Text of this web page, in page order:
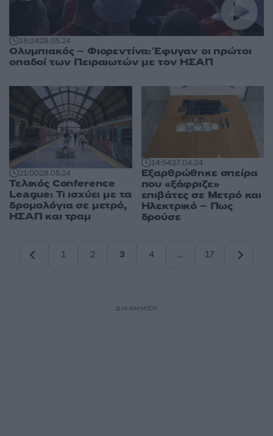
18:2429.05.24
Ολυμπιακός – Φιορεντίνα: Έφυγαν οι πρώτοι
οπαδοί των Πειραιωτών με τον ΗΣΑΠ
21:0028.05.24
Τελικός Conference
League: Τι ισχύει με τα
δρομολόγια σε μετρό,
ΗΣΑΠ και τραμ
14:5427.04.24
Εξαρθρώθηκε σπείρα
που «ξάφριζε»
επιβάτες σε Μετρό και
Ηλεκτρικό – Πως
δρούσε
1
2
3
4
…
17
ΔΙΑΦΗΜΙΣΗ